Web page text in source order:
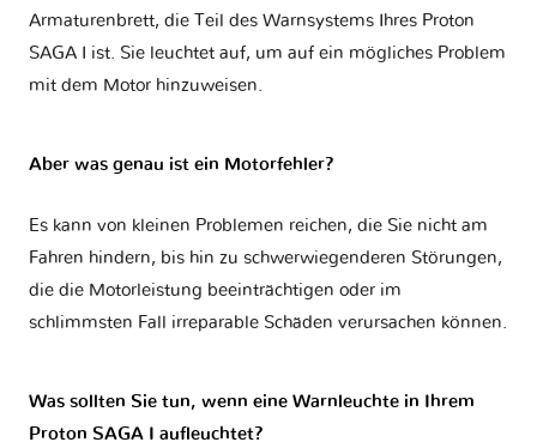
Armaturenbrett, die Teil des Warnsystems Ihres Proton
SAGA I ist. Sie leuchtet auf, um auf ein mögliches Problem
mit dem Motor hinzuweisen.
Aber was genau ist ein Motorfehler?
Es kann von kleinen Problemen reichen, die Sie nicht am
Fahren hindern, bis hin zu schwerwiegenderen Störungen,
die die Motorleistung beeinträchtigen oder im
schlimmsten Fall irreparable Schäden verursachen können.
Was sollten Sie tun, wenn eine Warnleuchte in Ihrem
Proton SAGA I aufleuchtet?